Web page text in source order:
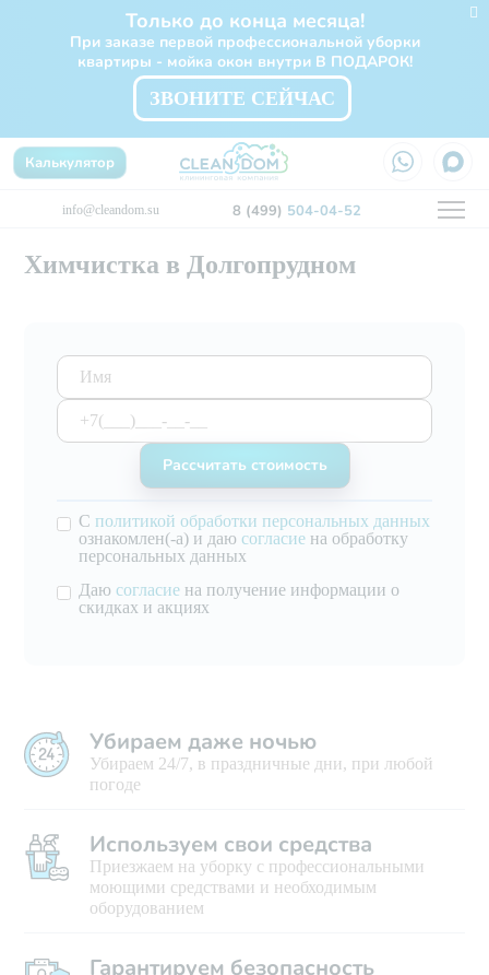
Только до конца месяца!
При заказе первой профессиональной уборки
квартиры - мойка окон внутри В ПОДАРОК!
ЗВОНИТЕ СЕЙЧАС
info@cleandom.su 8 (499) 504-04-52
Калькулятор
Химчистка в Долгопрудном
С политикой обработки персональных данных
ознакомлен(-а) и даю согласие на обработку
персональных данных
Даю согласие на получение информации о
скидках и акциях
Убираем даже ночью
Убираем 24/7, в праздничные дни, при любой
погоде
Используем свои средства
Приезжаем на уборку с профессиональными
моющими средствами и необходимым
оборудованием
Гарантируем безопасность